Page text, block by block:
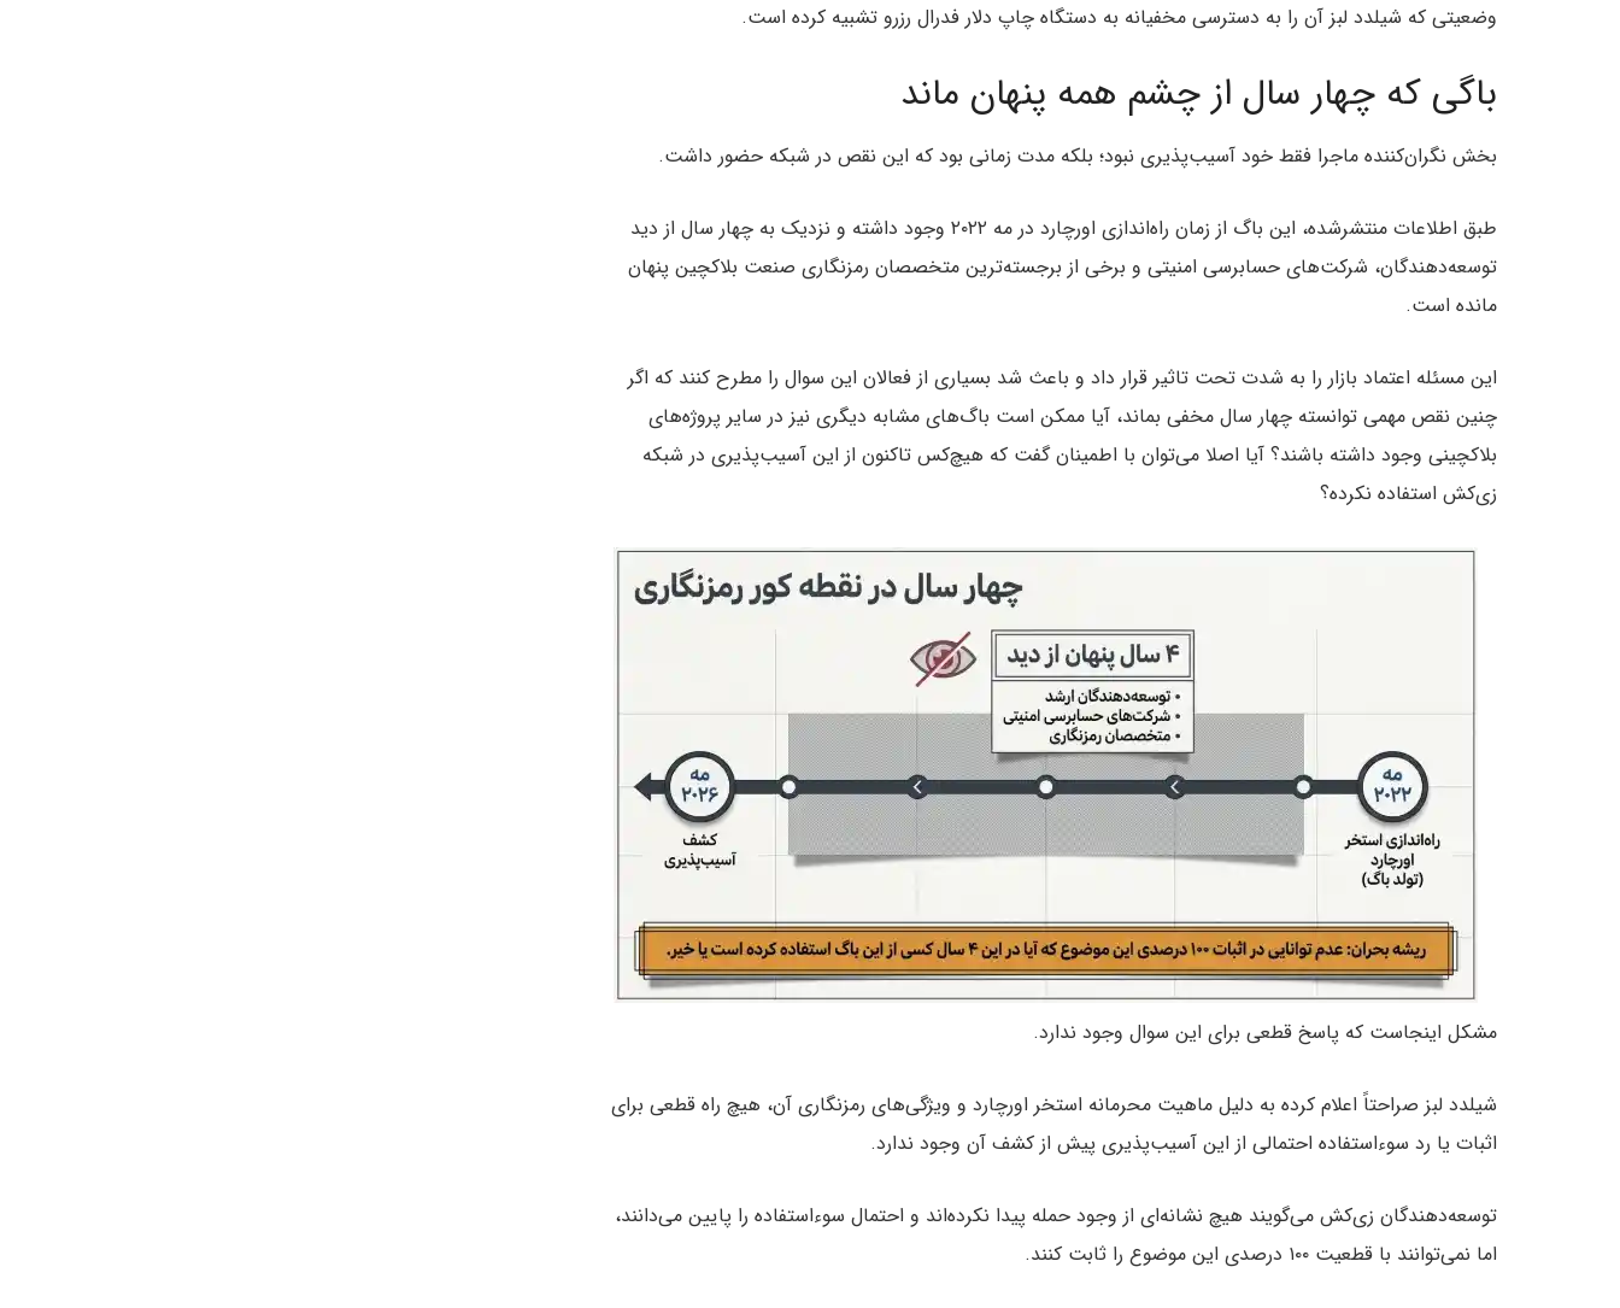
وضعیتی که شیلدد لبز آن را به دسترسی مخفیانه به دستگاه چاپ دلار فدرال رزرو تشبیه کرده است.
باگی که چهار سال از چشم همه پنهان ماند
بخش نگران‌کننده ماجرا فقط خود آسیب‌پذیری نبود؛ بلکه مدت زمانی بود که این نقص در شبکه حضور داشت.
طبق اطلاعات منتشرشده، این باگ از زمان راه‌اندازی اورچارد در مه ۲۰۲۲ وجود داشته و نزدیک به چهار سال از دید
توسعه‌دهندگان، شرکت‌های حسابرسی امنیتی و برخی از برجسته‌ترین متخصصان رمزنگاری صنعت بلاکچین پنهان
مانده است.
این مسئله اعتماد بازار را به شدت تحت تاثیر قرار داد و باعث شد بسیاری از فعالان این سوال را مطرح کنند که اگر
چنین نقص مهمی توانسته چهار سال مخفی بماند، آیا ممکن است باگ‌های مشابه دیگری نیز در سایر پروژه‌های
بلاکچینی وجود داشته باشند؟ آیا اصلا می‌توان با اطمینان گفت که هیچ‌کس تاکنون از این آسیب‌پذیری در شبکه
زی‌کش استفاده نکرده؟
مشکل اینجاست که پاسخ قطعی برای این سوال وجود ندارد.
شیلدد لبز صراحتاً اعلام کرده به دلیل ماهیت محرمانه استخر اورچارد و ویژگی‌های رمزنگاری آن، هیچ راه قطعی برای
اثبات یا رد سوءاستفاده احتمالی از این آسیب‌پذیری پیش از کشف آن وجود ندارد.
توسعه‌دهندگان زی‌کش می‌گویند هیچ نشانه‌ای از وجود حمله پیدا نکرده‌اند و احتمال سوءاستفاده را پایین می‌دانند،
اما نمی‌توانند با قطعیت ۱۰۰ درصدی این موضوع را ثابت کنند.